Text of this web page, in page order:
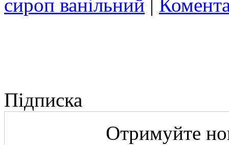
сироп ванільний |
Підписка
Отримуйте